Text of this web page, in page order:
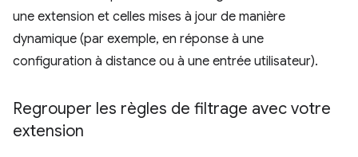
une extension et celles mises à jour de manière
dynamique (par exemple, en réponse à une
configuration à distance ou à une entrée utilisateur).
Regrouper les règles de filtrage avec votre
extension